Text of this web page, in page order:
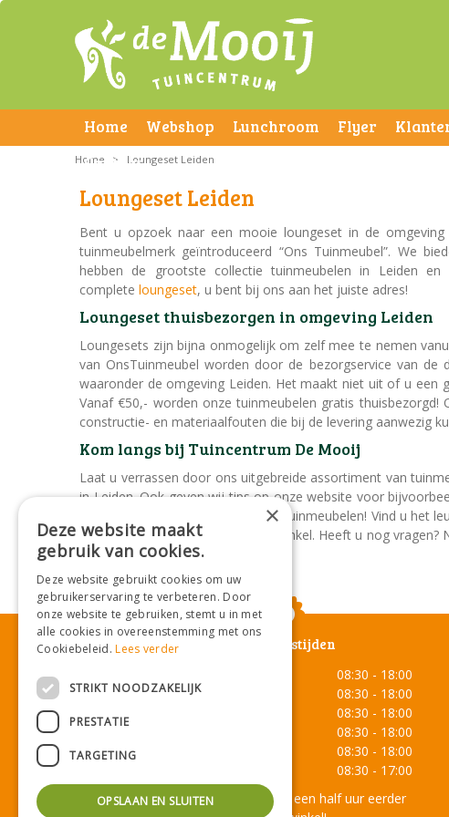
Home Webshop Lunchroom Flyer
Contact
Home > Loungeset Leiden
Loungeset Leiden
Bent u opzoek naar een mooie loungeset in de
tuinmeubelmerk geïntroduceerd “Ons Tuinmeubel”. We
hebben de grootste collectie tuinmeubelen in Leiden
complete loungeset, u bent bij ons aan het juiste adres!
Loungeset thuisbezorgen in omgeving Leiden
Loungesets zijn bijna onmogelijk om zelf mee te nemen
van OnsTuinmeubel worden door de bezorgservice van de
waaronder de omgeving Leiden. Het maakt niet uit of u
Vanaf €50,- worden onze tuinmeubelen gratis
constructie- en materiaalfouten die bij de levering aanwezig
Kom langs bij Tuincentrum De Mooij
Laat u verrassen door ons uitgebreide assortiment van
in Leiden. Ook geven wij tips op onze website voor
u nog langer kan genieten van uw tuinmeubelen! Vind u het
Kom dan langs en bestel in onze winkel. Heeft u nog vragen?
Openingstijden
08:30 - 18:00
Dinsdag
08:30 - 18:00
08:30 - 18:00
08:30 - 18:00
08:30 - 18:00
08:30 - 17:00
Onze lunchroom sluit een half uur eerder
×
Deze website maakt
gebruik van cookies.
Deze website gebruikt cookies om uw
gebruikerservaring te verbeteren. Door
onze website te gebruiken, stemt u in met
alle cookies in overeenstemming met ons
Cookiebeleid.Lees verder
STRIKT NOODZAKELIJK
PRESTATIE
TARGETING
OPSLAAN EN SLUITEN